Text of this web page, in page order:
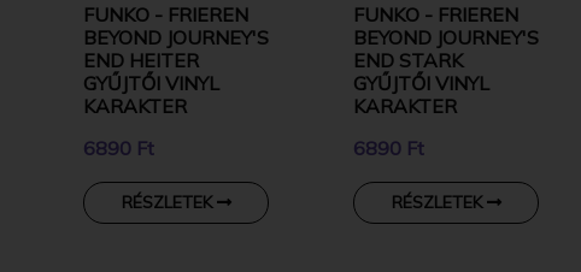
FUNKO - FRIEREN
BEYOND JOURNEY'S
END HEITER
GYŰJTŐI VINYL
KARAKTER
6890 Ft
RÉSZLETEK
FUNKO - FRIEREN
BEYOND JOURNEY'S
END STARK
GYŰJTŐI VINYL
KARAKTER
6890 Ft
RÉSZLETEK